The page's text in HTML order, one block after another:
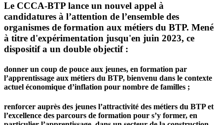
Le CCCA-BTP lance un nouvel appel à
candidatures à l’attention de l’ensemble des
organismes de formation aux métiers du BTP. Mené
à titre d'expérimentation jusqu'en juin 2023, ce
dispositif a un double objectif :
donner un coup de pouce aux jeunes, en formation par
l’apprentissage aux métiers du BTP, bienvenu dans le contexte
actuel économique d’inflation pour nombre de familles ;
renforcer auprès des jeunes l’attractivité des métiers du BTP et
l’excellence des parcours de formation pour s’y former, en